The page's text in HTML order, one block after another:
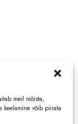
meil mõista,
keelamine võib piirata